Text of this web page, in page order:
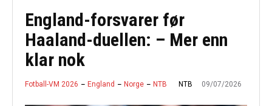
England-forsvarer før
Haaland-duellen: – Mer enn
klar nok
Fotball-VM 2026 England Norge NTB NTB 09/07/2026